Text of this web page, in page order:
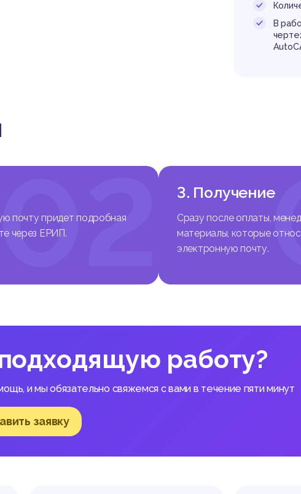
В
почту придет подробная
через ЕРИП.
3. Получение
Сразу после оплаты,
материалы, которые
электронную почту.
работу?
и мы обязательно свяжемся с вами в течение пяти минут
заявку